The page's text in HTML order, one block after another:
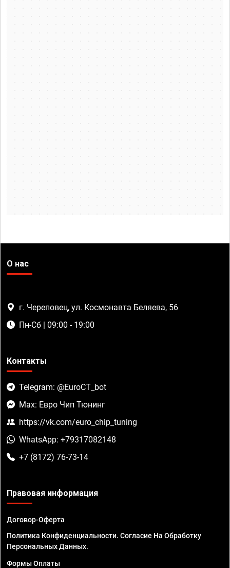
О нас
г. Череповец, ул. Космонавта Беляева, 56
Пн-Сб | 09:00 - 19:00
Контакты
Telegram: @EuroCT_bot
Max: Евро Чип Тюнинг
https://vk.com/euro_chip_tuning
WhatsApp: +79317082148
+7 (8172) 76-73-14
Правовая информация
Договор-Оферта
Политика Конфиденциальности. Согласие На Обработку
Персональных Данных.
Формы Оплаты